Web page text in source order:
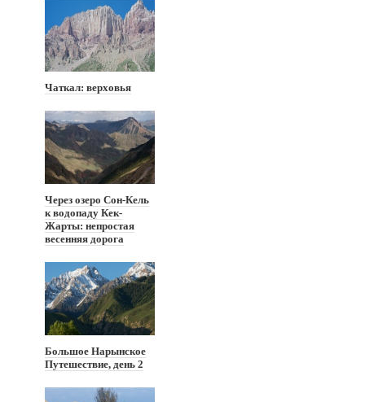
Чаткал: верховья
Через озеро Сон-Кель
к водопаду Кек-
Жарты: непростая
весенняя дорога
Большое Нарынское
Путешествие, день 2